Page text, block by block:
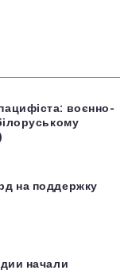
воєнно-
на поддержку
начали